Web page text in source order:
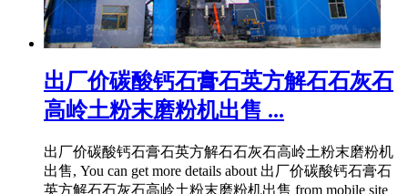
出厂价碳酸钙石膏石英方解石石灰石
高岭土粉末磨粉机出售 ...
出厂价碳酸钙石膏石英方解石石灰石高岭土粉末磨粉机
出售, You can get more details about 出厂价碳酸钙石膏石
英方解石石灰石高岭土粉末磨粉机出售 from mobile site